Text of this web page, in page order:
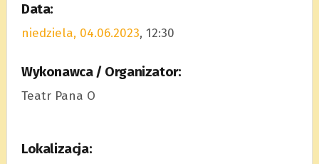
Data:
niedziela, 04.06.2023, 12:30
Wykonawca / Organizator:
Teatr Pana O
Lokalizacja: